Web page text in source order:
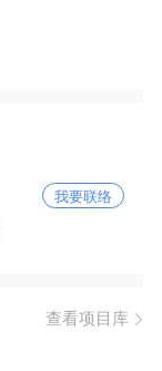
我要联络
查看项目库